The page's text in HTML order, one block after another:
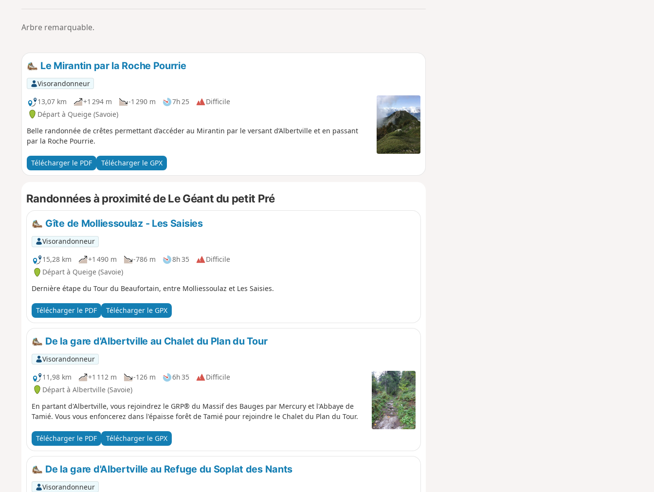
a
o
Arbre remarquable.
Le Mirantin par la Roche Pourrie
Visorandonneur
13,07 km
+1 294 m -1 290 m 7h 25
Difficile
Départ à Queige (Savoie)
Belle randonnée de crêtes permettant d’accéder au Mirantin par le versant d’Albertville et en passant
par la Roche Pourrie.
Télécharger le PDF Télécharger le GPX
Randonnées à proximité de Le Géant du petit Pré
Gîte de Molliessoulaz - Les Saisies
Visorandonneur
15,28 km
+1 490 m -786 m 8h 35
Difficile
Départ à Queige (Savoie)
Dernière étape du Tour du Beaufortain, entre Molliessoulaz et Les Saisies.
Télécharger le PDF Télécharger le GPX
De la gare d'Albertville au Chalet du Plan du Tour
Visorandonneur
11,98 km
+1 112 m -126 m 6h 35
Difficile
Départ à Albertville (Savoie)
En partant d'Albertville, vous rejoindrez le GRP® du Massif des Bauges par Mercury et l'Abbaye de
Tamié. Vous vous enfoncerez dans l'épaisse forêt de Tamié pour rejoindre le Chalet du Plan du Tour.
Télécharger le PDF Télécharger le GPX
De la gare d'Albertville au Refuge du Soplat des Nants
Visorandonneur